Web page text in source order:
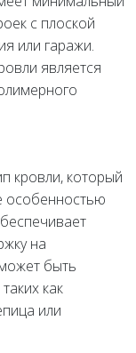
с плоской
или гаражи.
является
кровли, который
особенностью
на
быть
как
или